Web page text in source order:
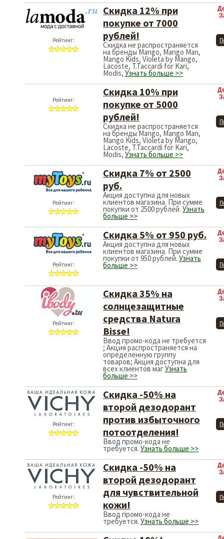
Рейтинг:
Скидка 12% при
покупке от 7000
рублей!
Скидка не распространяется
на бренды Mango, Mango Man,
Mango Kids, Violeta by Mango,
Lacoste, T.Taccardi for Kari,
Modis, Узнать больше >>
Скидка 10% при
покупке от 5000
рублей!
Скидка не распространяется
на бренды Mango, Mango Man,
Mango Kids, Violeta by Mango,
Lacoste, T.Taccardi for Kari,
Modis, Узнать больше >>
Рейтинг:
Скидка 7% от 2500
руб.
Акция доступна для новых
клиентов магазина. При сумме
покупки от 2500 рублей. Узнать
больше >>
Рейтинг:
Скидка 5% от 950 руб.
Акция доступна для новых
клиентов магазина. При сумме
покупки от 950 рублей. Узнать
больше >>
Рейтинг:
Скидка 35% на
солнцезащитные
средства Natura
Bisse!
Ввод промо-кода не требуется
; Акция распространяется на
определенную группу
товаров; Акция доступна для
всех клиентов магУзнать
больше >>
Рейтинг:
Скидка -50% на
второй дезодорант
против избыточного
потоотделения!
Ввод промо-кода не
требуется. Узнать больше >>
Рейтинг:
Скидка -50% на
второй дезодорант
для чувствительной
кожи!
Ввод промо-кода не
требуется. Узнать больше >>